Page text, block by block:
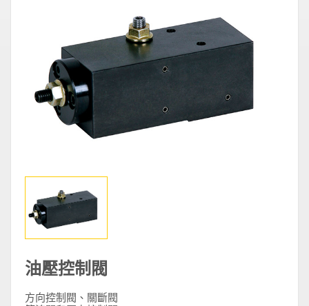
油壓控制閥
方向控制閥、關斷閥